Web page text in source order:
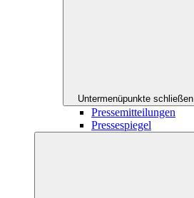
Untermenüpunkte schließen
Pressemitteilungen
Pressespiegel